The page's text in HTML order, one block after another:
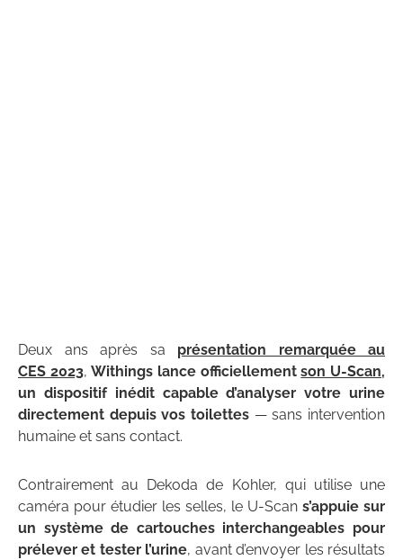
Deux ans après sa présentation remarquée au
CES 2023,Withings lance officiellementson U-Scan,
un dispositif inédit capable d’analyser votre urine
directement depuis vos toilettes — sans intervention
humaine et sans contact.
Contrairement au Dekoda de Kohler, qui utilise une
caméra pour étudier les selles, le U-Scan s’appuie sur
un système de cartouches interchangeables pour
prélever et tester l’urine, avant d’envoyer les résultats